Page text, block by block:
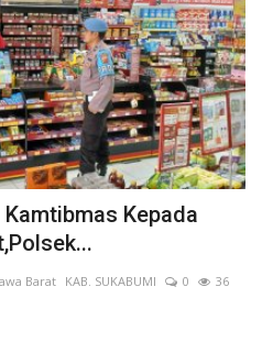
Kepada
Barat KAB. SUKABUMI 0
36